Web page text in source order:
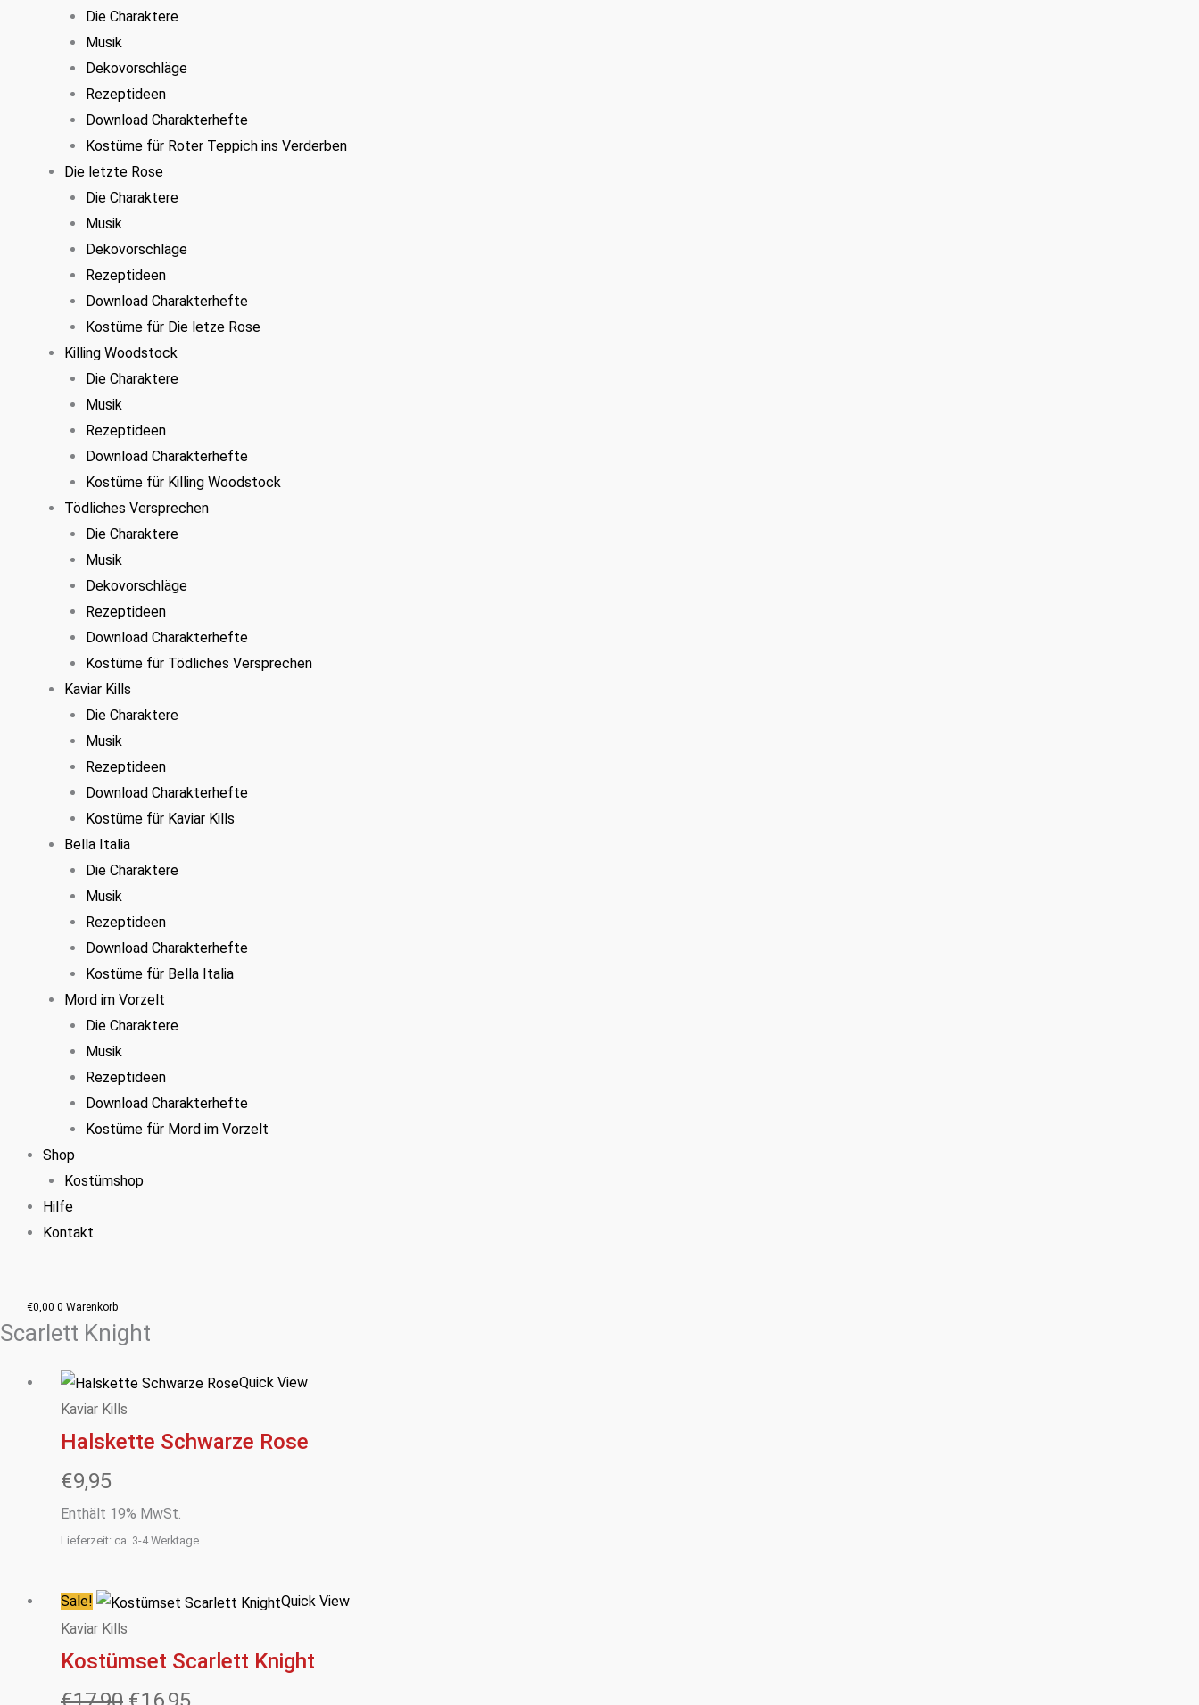
Die Charaktere
Musik
Dekovorschläge
Rezeptideen
Download Charakterhefte
Kostüme für Roter Teppich ins Verderben
Die letzte Rose
Die Charaktere
Musik
Dekovorschläge
Rezeptideen
Download Charakterhefte
Kostüme für Die letze Rose
Killing Woodstock
Die Charaktere
Musik
Rezeptideen
Download Charakterhefte
Kostüme für Killing Woodstock
Tödliches Versprechen
Die Charaktere
Musik
Dekovorschläge
Rezeptideen
Download Charakterhefte
Kostüme für Tödliches Versprechen
Kaviar Kills
Die Charaktere
Musik
Rezeptideen
Download Charakterhefte
Kostüme für Kaviar Kills
Bella Italia
Die Charaktere
Musik
Rezeptideen
Download Charakterhefte
Kostüme für Bella Italia
Mord im Vorzelt
Die Charaktere
Musik
Rezeptideen
Download Charakterhefte
Kostüme für Mord im Vorzelt
Shop
Kostümshop
Hilfe
Kontakt
€0,00 0 Warenkorb
Scarlett Knight
Quick View
Kaviar Kills
Halskette Schwarze Rose
€9,95
Enthält 19% MwSt.
Lieferzeit: ca. 3-4 Werktage
Sale!
Quick View
Kaviar Kills
Kostümset Scarlett Knight
Ursprünglicher
Aktueller
Preis